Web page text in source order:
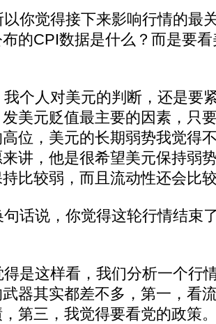
你觉得接下来影响行情的最
的CPI数据是什么？而是要
个人对美元的判断，还是要
美元贬值最主要的因素，只
位，美元的长期弱势我觉得
讲，他是很希望美元保持弱
比较弱，而且流动性还会比
话说，你觉得这轮行情结束
是这样看，我们分析一个行
器其实都差不多，第一，看
第三，我觉得要看党的政策